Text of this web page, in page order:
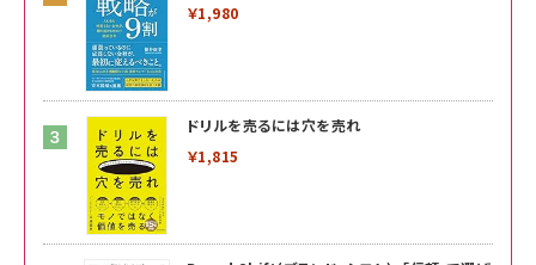
￥1,980
ドリルを売るには穴を売れ
￥1,815